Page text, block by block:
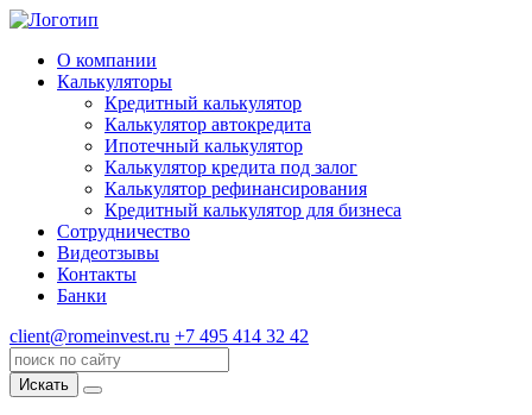
О компании
Калькуляторы
Кредитный калькулятор
Калькулятор автокредита
Ипотечный калькулятор
Калькулятор кредита под залог
Калькулятор рефинансирования
Кредитный калькулятор для бизнеса
Сотрудничество
Видеотзывы
Контакты
Банки
client@romeinvest.ru +7 495 414 32 42
Искать